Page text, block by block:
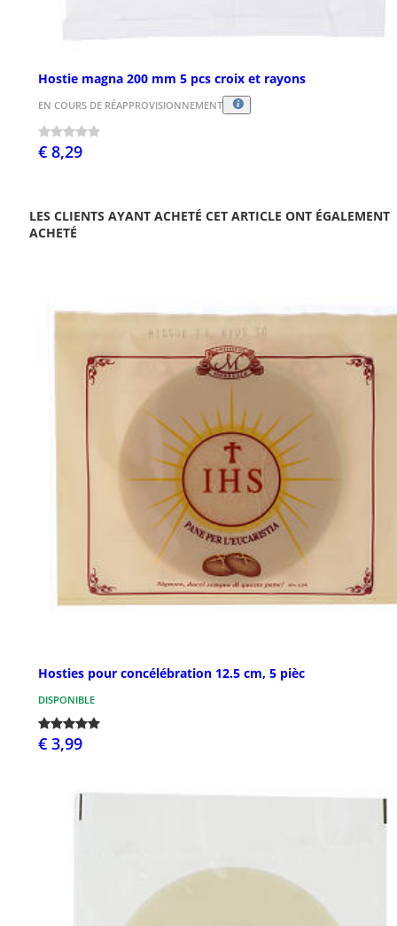
Hostie magna 200 mm 5 pcs croix et rayons
EN COURS DE RÉAPPROVISIONNEMENT
€ 8,29
LES CLIENTS AYANT ACHETÉ CET ARTICLE ONT ÉGALEMENT
ACHETÉ
Hosties pour concélébration 12.5 cm, 5 pièc
DISPONIBLE
€ 3,99